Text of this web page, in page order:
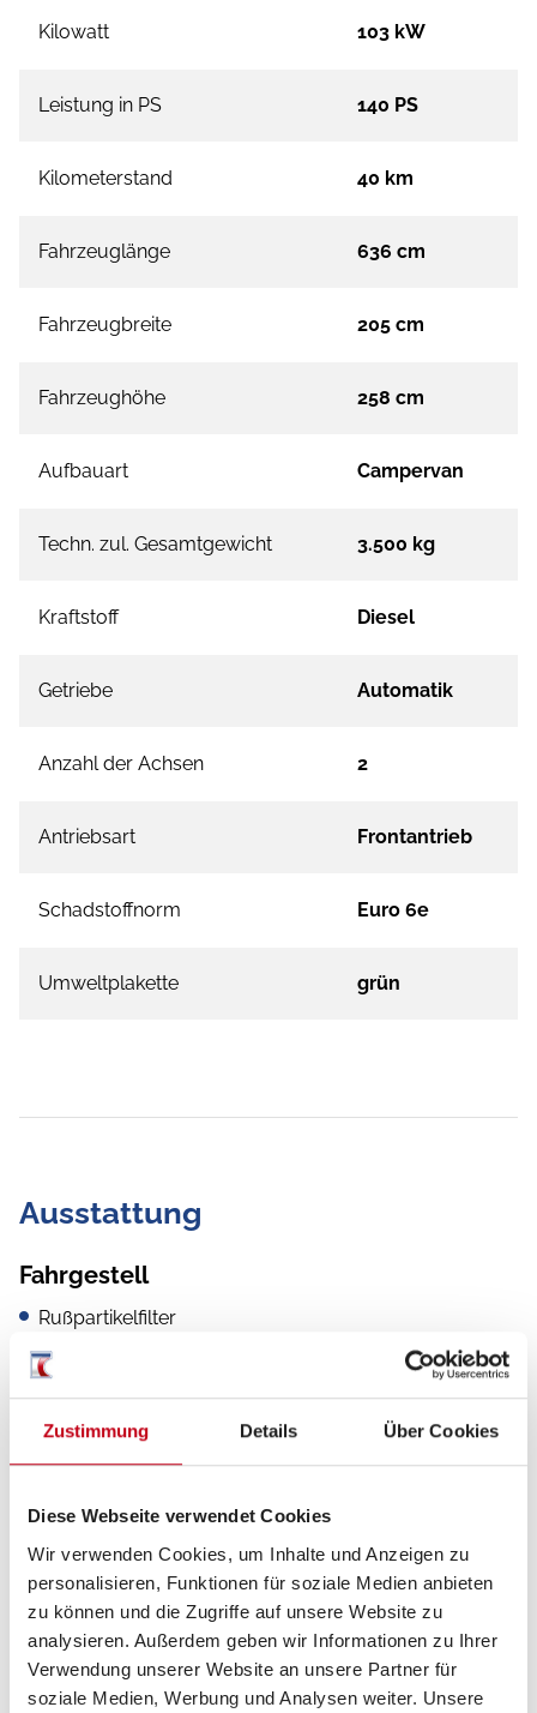
Zustimmung Details Über Cookies
Diese Webseite verwendet Cookies
Wir verwenden Cookies, um Inhalte und Anzeigen zu
personalisieren, Funktionen für soziale Medien anbieten
zu können und die Zugriffe auf unsere Website zu
analysieren. Außerdem geben wir Informationen zu Ihrer
Verwendung unserer Website an unsere Partner für
soziale Medien, Werbung und Analysen weiter. Unsere
Kilowatt 103 kW
Leistung in PS 140 PS
Kilometerstand 40 km
Fahrzeuglänge 636 cm
Fahrzeugbreite 205 cm
Fahrzeughöhe 258 cm
Aufbauart Campervan
Techn. zul. Gesamtgewicht 3.500 kg
Kraftstoff Diesel
Getriebe Automatik
Anzahl der Achsen 2
Antriebsart Frontantrieb
Schadstoffnorm Euro 6e
Umweltplakette grün
Ausstattung
Fahrgestell
Rußpartikelfilter
ABS
Reifendrucksensoren
Multifunktionslenkrad
ESP
Servolenkung